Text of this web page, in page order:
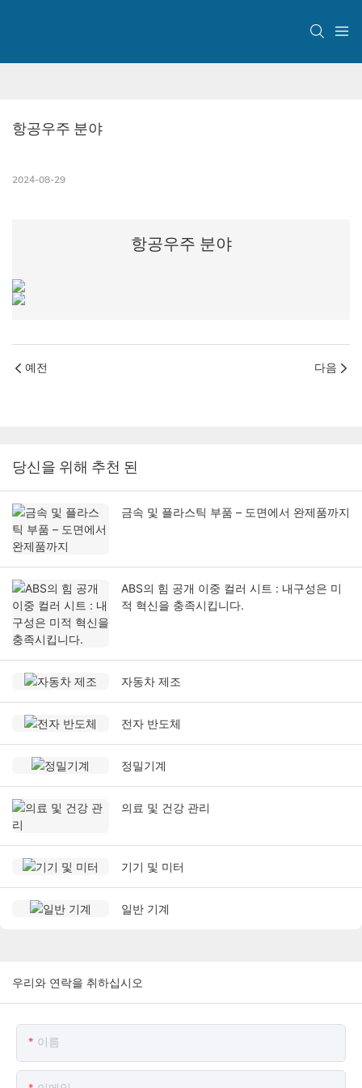
항공우주 분야
2024-08-29
항공우주 분야
예전 다음
당신을 위해 추천 된
금속 및 플라스틱 부품 – 도면에서 완제품까지
ABS의 힘 공개 이중 컬러 시트 : 내구성은 미
적 혁신을 충족시킵니다.
자동차 제조
전자 반도체
정밀기계
의료 및 건강 관리
기기 및 미터
일반 기계
우리와 연락을 취하십시오
이름